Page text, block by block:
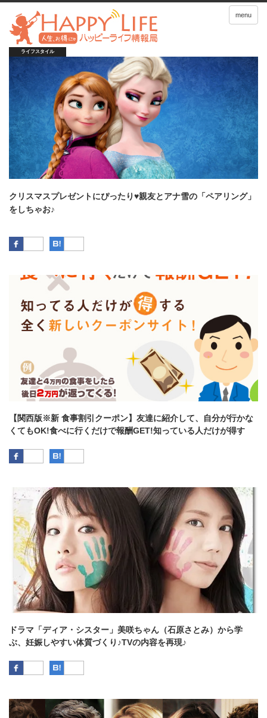
menu
ライフスタイル
クリスマスプレゼントにぴったり♥親友とアナ雪の「ペアリング」
をしちゃお♪
Facebook
【関西版※新 食事割引クーポン】友達に紹介して、自分が行かな
くてもOK!食べに行くだけで報酬GET!知っている人だけが得す
Facebook
ドラマ「ディア・シスター」美咲ちゃん（石原さとみ）から学
ぶ、妊娠しやすい体質づくり♪TVの内容を再現♪
Facebook